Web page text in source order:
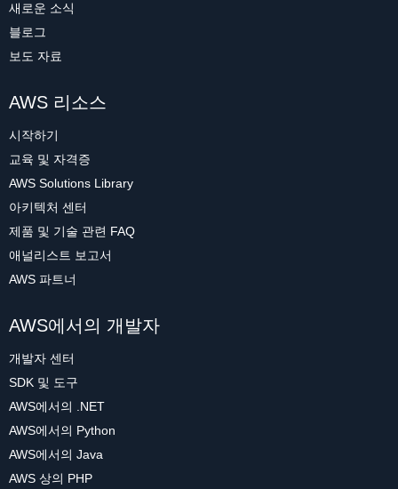
새로운 소식
블로그
보도 자료
AWS 리소스
시작하기
교육 및 자격증
AWS Solutions Library
아키텍처 센터
제품 및 기술 관련 FAQ
애널리스트 보고서
AWS 파트너
AWS에서의 개발자
개발자 센터
SDK 및 도구
AWS에서의 .NET
AWS에서의 Python
AWS에서의 Java
AWS 상의 PHP